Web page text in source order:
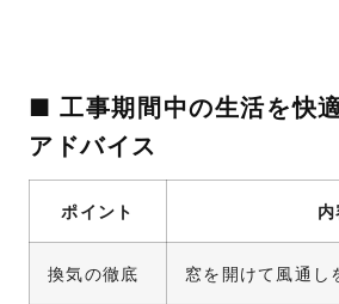
■ 工事期間中の生活を快
アドバイス
ポイント 内
換気の徹底 窓を開けて風通し